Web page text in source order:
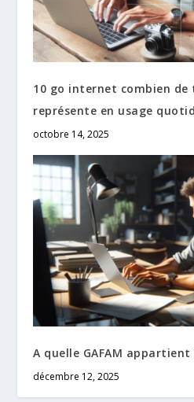
10 go internet combien de
représente en usage
octobre 14, 2025
A quelle GAFAM appartient
décembre 12, 2025